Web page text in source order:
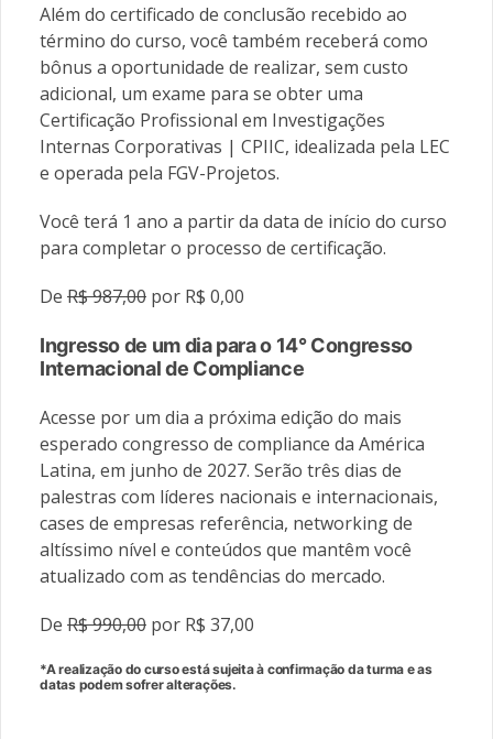
Além do certificado de conclusão recebido ao
término do curso, você também receberá como
bônus a oportunidade de realizar, sem custo
adicional, um exame para se obter uma
Certificação Profissional em Investigações
Internas Corporativas | CPIIC, idealizada pela LEC
e operada pela FGV-Projetos.
Você terá 1 ano a partir da data de início do curso
para completar o processo de certificação.
De R$ 987,00 por R$ 0,00
Ingresso de um dia para o 14° Congresso
Internacional de Compliance
Acesse por um dia a próxima edição do mais
esperado congresso de compliance da América
Latina, em junho de 2027. Serão três dias de
palestras com líderes nacionais e internacionais,
cases de empresas referência, networking de
altíssimo nível e conteúdos que mantêm você
atualizado com as tendências do mercado.
De R$ 990,00 por R$ 37,00
*A realização do curso está sujeita à confirmação da turma e as
datas podem sofrer alterações.